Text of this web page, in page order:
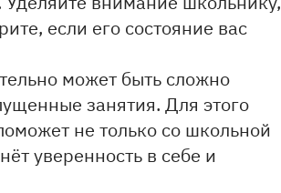
если его состояние вас
может быть сложно
занятия. Для этого
не только со школьной
уверенность в себе и